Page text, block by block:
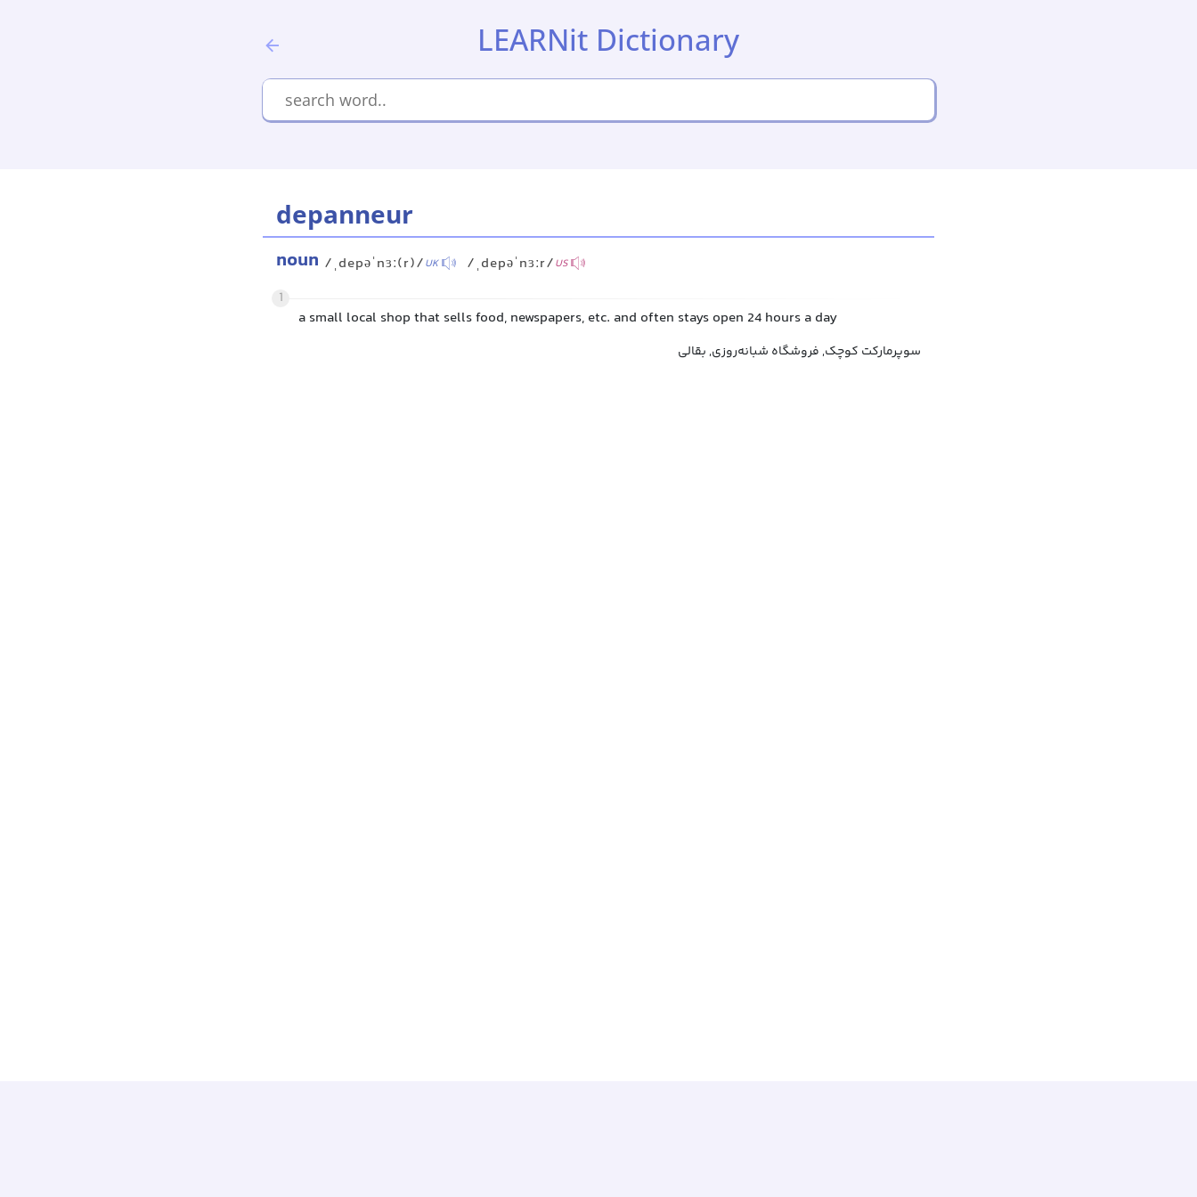
LEARNit Dictionary
depanneur
noun /ˌdepəˈnɜː(r)/UK /ˌdepəˈnɜːr/US
1
a small local shop that sells food, newspapers, etc. and often stays open 24 hours a day
سوپرمارکت کوچک, فروشگاه شبانه‌روزی, بقالی